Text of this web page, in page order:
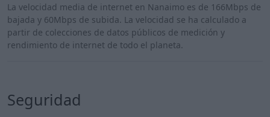
La velocidad media de internet en Nanaimo es de 166Mbps de
bajada y 60Mbps de subida. La velocidad se ha calculado a
partir de colecciones de datos públicos de medición y
rendimiento de internet de todo el planeta.
Seguridad